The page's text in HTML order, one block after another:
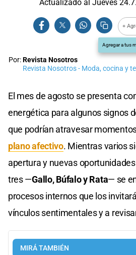
Actualizado alJueves
+
Agregar a tus
Por:Revista Nosotros
Revista Nosotros - Moda, cocina y
El mes de agosto se presenta
energética para algunos signos
que podrían atravesar
plano afectivo. Mientras varios
apertura y nuevas
tres —Gallo, Búfalo y Rata— se
procesos internos que los
vínculos sentimentales y a
MIRÁ TAMBIÉN